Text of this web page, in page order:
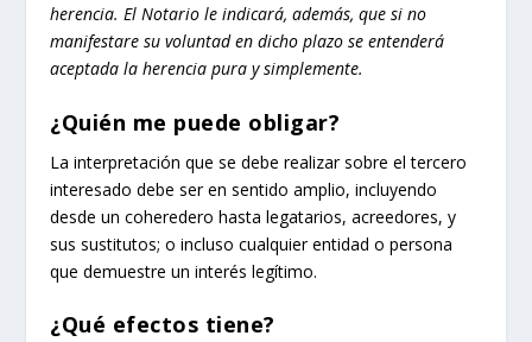
herencia. El Notario le indicará, además, que si no
manifestare su voluntad en dicho plazo se entenderá
aceptada la herencia pura y simplemente.
¿Quién me puede obligar?
La interpretación que se debe realizar sobre el tercero
interesado debe ser en sentido amplio, incluyendo
desde un coheredero hasta legatarios, acreedores, y
sus sustitutos; o incluso cualquier entidad o persona
que demuestre un interés legítimo.
¿Qué efectos tiene?